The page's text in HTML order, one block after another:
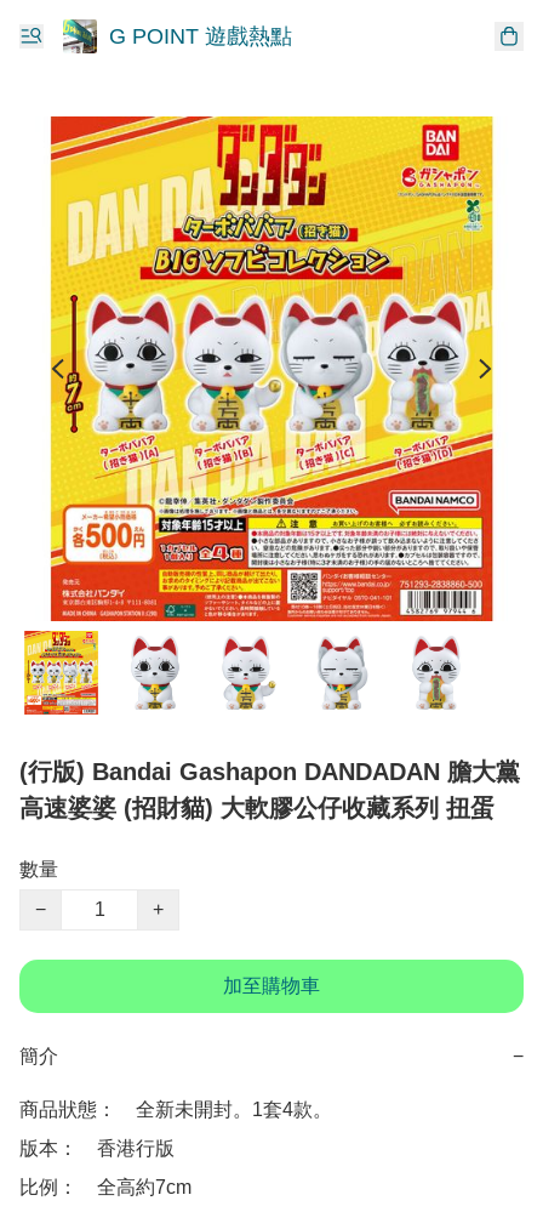
G POINT 遊戲熱點
(行版) Bandai Gashapon DANDADAN 膽大黨
高速婆婆 (招財貓) 大軟膠公仔收藏系列 扭蛋
數量
−
+
加至購物車
簡介 −
商品狀態：　全新未開封。1套4款。
版本：　香港行版
比例：　全高約7cm